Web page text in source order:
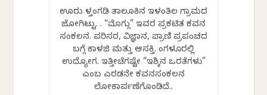
ಊರು ಬೆಳ್ತಂಗಡಿ ತಾಲೂಕಿನ ಇಳಂತಿಲ ಗ್ರಾಮದ
ಜೋಗಿಬೆಟ್ಟು. . “ಮೊಗ್ಗು” ಇವರ ಪ್ರಕಟಿತ ಕವನ
ಸಂಕಲನ. ಪರಿಸರ, ವಿಜ್ಞಾನ, ಪ್ರಾಣಿ ಪ್ರಪಂಚದ
ಬಗ್ಗೆ ಕಾಳಜಿ ಮತ್ತು ಆಸಕ್ತಿ. ಬೆಂಗಳೂರಲ್ಲಿ
ಉದ್ಯೋಗ. ಇತ್ತೀಚೆಗಷ್ಟೇ “ಇಶ್ಕಿನ ಒರತೆಗಳು”
ಎಂಬ ಎರಡನೇ ಕವನಸಂಕಲನ
ಲೋಕಾರ್ಪಣೆಗೊಂಡಿದೆ..